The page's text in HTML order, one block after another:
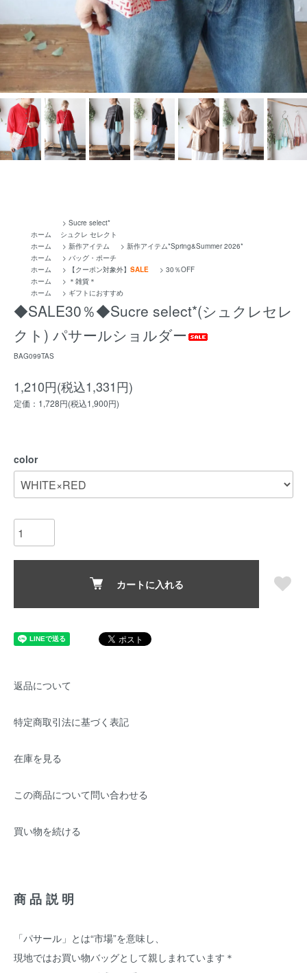
ホーム
> Sucre select*
シュクレ セレクト
ホーム
> 新作アイテム > 新作アイテム*Spring&Summer 2026*
ホーム
> バッグ・ポーチ
ホーム
> 【クーポン対象外】 SALE > 30％OFF
ホーム
> ＊雑貨＊
ホーム
> ギフトにおすすめ
◆SALE30％◆Sucre select*(シュクレセレ
クト) パサールショルダー
BAG099TAS
1,210円(税込1,331円)
定価：1,728円(税込1,900円)
color
カートに入れる
返品について
特定商取引法に基づく表記
在庫を見る
この商品について問い合わせる
買い物を続ける
商品説明
「パサール」とは“市場”を意味し、
現地ではお買い物バッグとして親しまれています＊